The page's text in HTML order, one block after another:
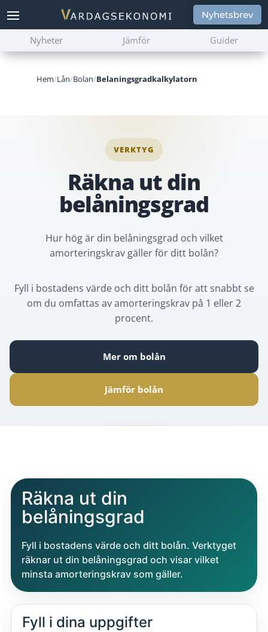
Nyhetsbrev
Nyheter Jämför Guider
Hem/Lån/Bolan/Belaningsgradkalkylatorn
VERKTYG
Räkna ut din
belåningsgrad
Hur hög är din belåningsgrad och vilket
amorteringskrav gäller för ditt bolån?
Fyll i bostadens värde och ditt bolån för att snabbt se
om du omfattas av amorteringskrav på 1 eller 2
procent.
Mer om bolån
Jämför bolån
Räkna ut din
belåningsgrad
Fyll i bostadens värde och ditt bolån. Verktyget
räknar ut din belåningsgrad och visar vilket
minsta amorteringskrav som gäller.
Fyll i dina uppgifter